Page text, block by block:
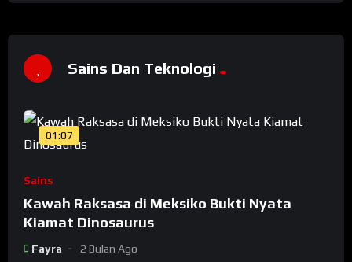
Sains Dan Teknologi
01:07
Sains
Kawah Raksasa di Meksiko Bukti Nyata
Kiamat Dinosaurus
Fayra 2 Bulan Ago